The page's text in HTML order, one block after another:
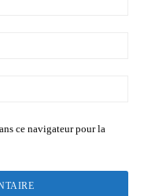
ce navigateur pour la